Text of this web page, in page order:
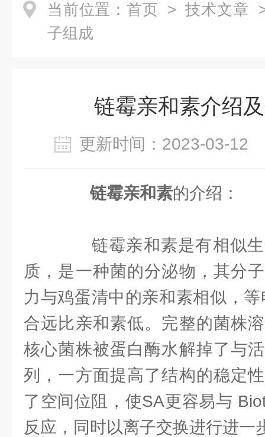
当前位置： 首页 > 技术文章
子组成
链霉亲和素介绍
更新时间：2023-03-
链霉亲和素的介绍：
链霉亲和素是有相似生
质，是一种菌的分泌物，其分
力与鸡蛋清中的亲和素相似，
合远比亲和素低。完整的菌株
核心菌株被蛋白酶水解掉了与
列，一方面提高了结构的稳定
了空间位阻，使SA更容易与
反应，同时以离子交换进行进一